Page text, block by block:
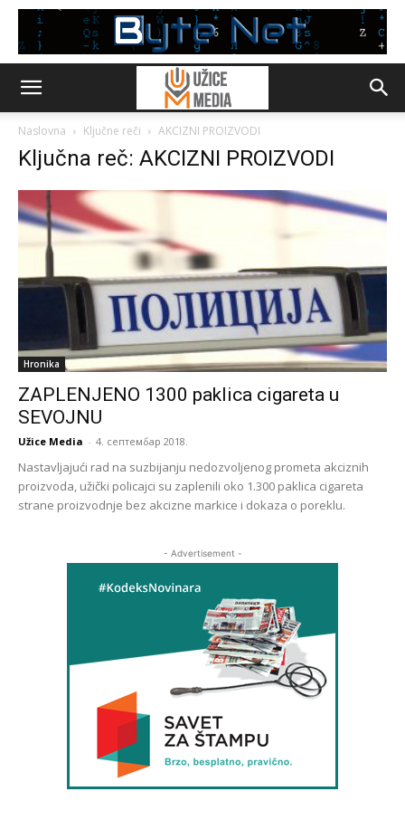
Naslovna Ključne reči AKCIZNI PROIZVODI
Ključna reč: AKCIZNI PROIZVODI
Hronika
ZAPLENJENO 1300 paklica cigareta u
SEVOJNU
Užice Media - 4. септембар 2018.
Nastavljajući rad na suzbijanju nedozvoljenog prometa akciznih
proizvoda, užički policajci su zaplenili oko 1.300 paklica cigareta
strane proizvodnje bez akcizne markice i dokaza o poreklu.
- Advertisement -